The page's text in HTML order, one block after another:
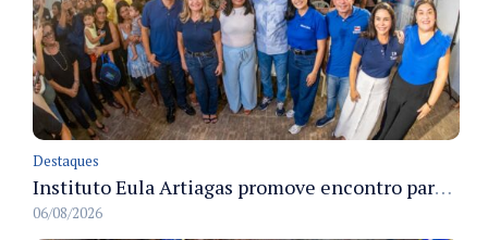
Destaques
Instituto Eula Artiagas promove encontro para discutir melhorias para o bairro Petrópolis
06/08/2026